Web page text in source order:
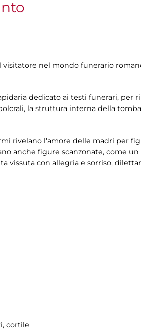
nel mondo funerario
dedicato ai testi funerari,
la struttura interna della
rivelano l'amore delle madri per
anche figure scanzonate, come
vissuta con allegria e sorriso,
cortile